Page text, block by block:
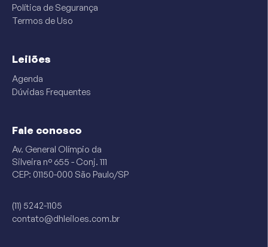
Política de Segurança
Termos de Uso
Leilões
Agenda
Dúvidas Frequentes
Fale conosco
Av. General Olímpio da
Silveira n° 655 - Conj. 111
CEP: 01150-000 São Paulo/SP
(11) 5242-1105
contato@dhleiloes.com.br